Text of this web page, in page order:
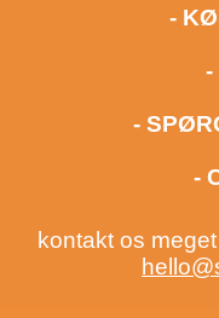
-
-
-
-
kontakt os